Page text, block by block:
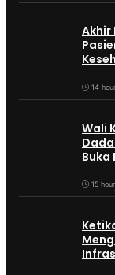
Akhir
14
Wali
Buka
15